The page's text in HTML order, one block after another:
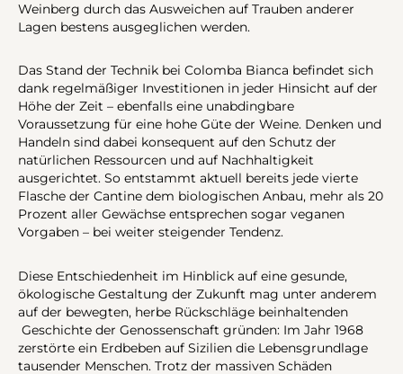
Weinberg durch das Ausweichen auf Trauben anderer
Lagen bestens ausgeglichen werden.
Das Stand der Technik bei Colomba Bianca befindet sich
dank regelmäßiger Investitionen in jeder Hinsicht auf der
Höhe der Zeit – ebenfalls eine unabdingbare
Voraussetzung für eine hohe Güte der Weine. Denken und
Handeln sind dabei konsequent auf den Schutz der
natürlichen Ressourcen und auf Nachhaltigkeit
ausgerichtet. So entstammt aktuell bereits jede vierte
Flasche der Cantine dem biologischen Anbau, mehr als 20
Prozent aller Gewächse entsprechen sogar veganen
Vorgaben – bei weiter steigender Tendenz.
Diese Entschiedenheit im Hinblick auf eine gesunde,
ökologische Gestaltung der Zukunft mag unter anderem
auf der bewegten, herbe Rückschläge beinhaltenden
Geschichte der Genossenschaft gründen: Im Jahr 1968
zerstörte ein Erdbeben auf Sizilien die Lebensgrundlage
tausender Menschen. Trotz der massiven Schäden